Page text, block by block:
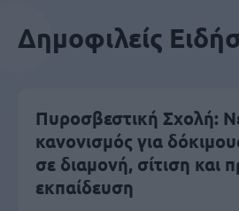
Δημοφιλείς
Πυροσβεστική Σχολή:
κανονισμός για
σε διαμονή, σίτιση και
εκπαίδευση